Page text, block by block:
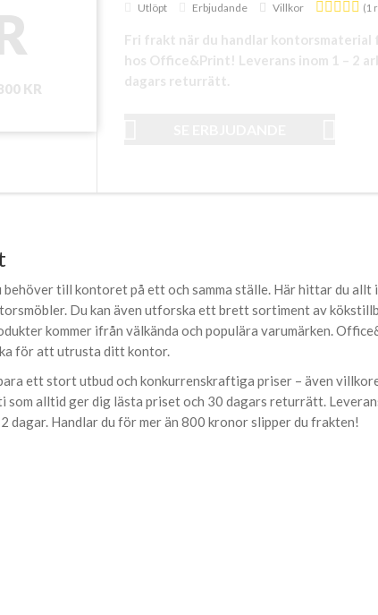
KR
Utlöpt Erbjudande Villkor (1
Fri frakt när du handlar kontorsmaterial
hos Office&Print! Leverans inom 1 – 2
dagars returrätt.
till kontoret på ett och samma ställe. Här hittar du allt
Du kan även utforska ett brett sortiment av
kommer ifrån välkända och populära varumärken.
för att utrusta ditt kontor.
ett stort utbud och konkurrenskraftiga priser – även
som alltid ger dig lästa priset och 30 dagars returrätt.
dagar. Handlar du för mer än 800 kronor slipper du frakten!